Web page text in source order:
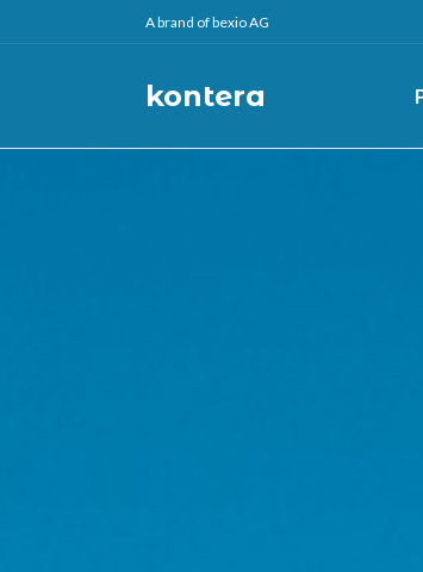
A brand of bexio AG
kontera